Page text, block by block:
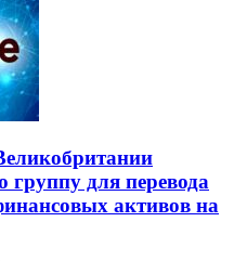
группу для перевода
активов на